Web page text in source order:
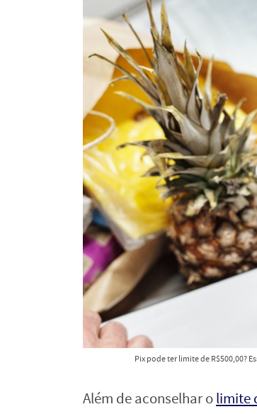
Pix pode ter limite de R$500,00?
Além de aconselhar olimite